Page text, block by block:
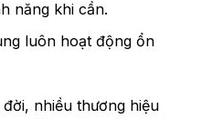
năng khi cần.
luôn hoạt động ổn
nhiều thương hiệu